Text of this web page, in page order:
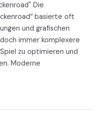
Die
basierte oft
und grafischen
immer komplexere
zu optimieren und
Moderne